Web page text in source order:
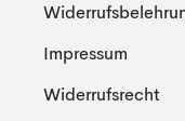
Impressum
Widerrufsrecht